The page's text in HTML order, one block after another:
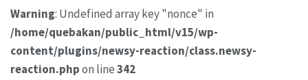
Warning: Undefined array key "nonce" in
/home/quebakan/public_html/v15/wp-
content/plugins/newsy-reaction/class.newsy-
reaction.phpon line342